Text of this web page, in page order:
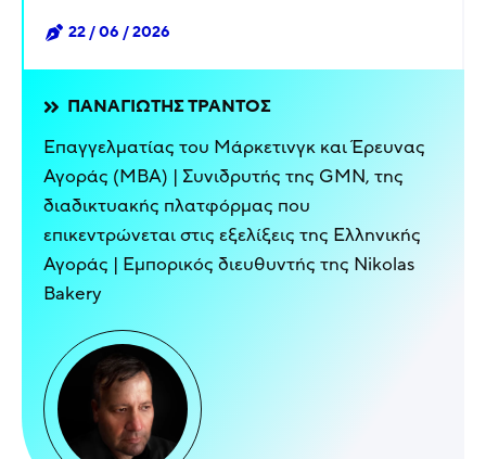
22 / 06 / 2026
ΠΑΝΑΓΙΏΤΗΣ ΤΡΆΝΤΟΣ
Επαγγελματίας του Μάρκετινγκ και Έρευνας
Αγοράς (MBA) | Συνιδρυτής της GMN, της
διαδικτυακής πλατφόρμας που
επικεντρώνεται στις εξελίξεις της Ελληνικής
Αγοράς | Εμπορικός διευθυντής της Nikolas
Bakery